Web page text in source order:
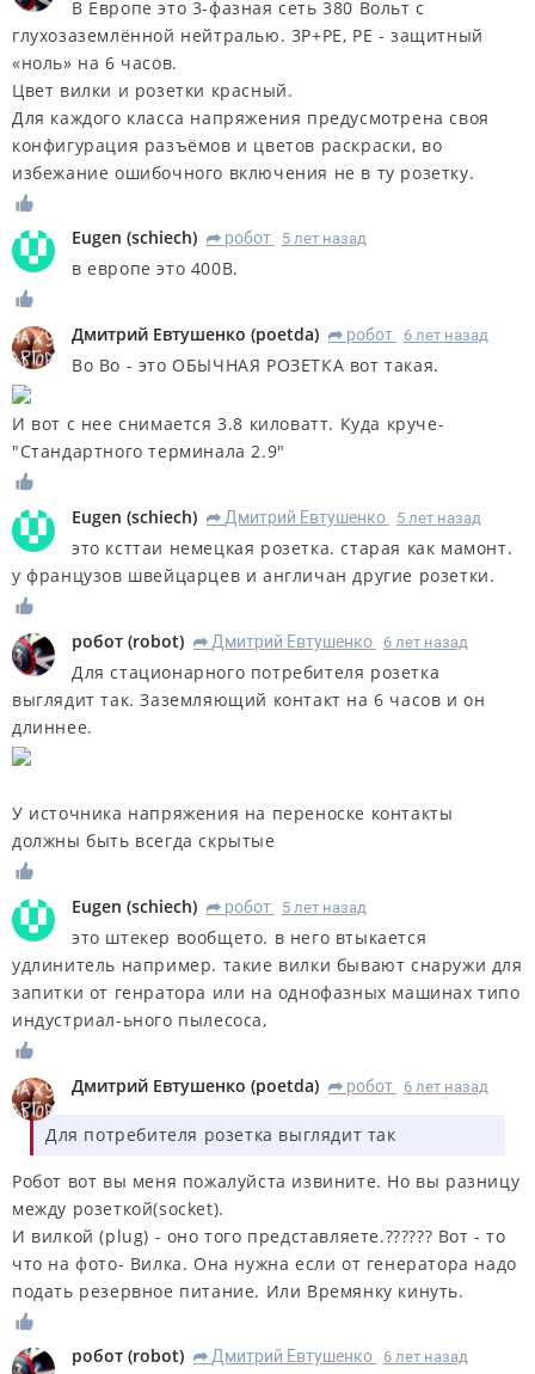
В Европе это 3-фазная сеть 380 Вольт с
глухозаземлённой нейтралью. 3P+PE, PE - защитный
«ноль» на 6 часов.
Цвет вилки и розетки красный.
Для каждого класса напряжения предусмотрена своя
конфигурация разъёмов и цветов раскраски, во
избежание ошибочного включения не в ту розетку.
Eugen (schiech) R робот 5 лет назад
в европе это 400В.
Дмитрий Евтушенко (poetda) R робот 6 лет назад
Во Во - это ОБЫЧНАЯ РОЗЕТКА вот такая.
И вот с нее снимается 3.8 киловатт. Куда круче-
"Стандартного терминала 2.9"
Eugen (schiech) R Дмитрий Евтушенко 5 лет назад
это ксттаи немецкая розетка. старая как мамонт.
у французов швейцарцев и англичан другие розетки.
робот (robot) R Дмитрий Евтушенко 6 лет назад
Для стационарного потребителя розетка
выглядит так. Заземляющий контакт на 6 часов и он
длиннее.
У источника напряжения на переноске контакты
должны быть всегда скрытые
Eugen (schiech) R робот 5 лет назад
это штекер вообщето. в него втыкается
удлинитель например. такие вилки бывают снаружи для
запитки от генратора или на однофазных машинах типо
индустриал-ьного пылесоса,
Дмитрий Евтушенко (poetda) R робот 6 лет назад
Для потребителя розетка выглядит так
Робот вот вы меня пожалуйста извините. Но вы разницу
между розеткой(socket).
И вилкой (plug) - оно того представляете.?????? Вот - то
что на фото- Вилка. Она нужна если от генератора надо
подать резервное питание. Или Времянку кинуть.
робот (robot) R Дмитрий Евтушенко 6 лет назад